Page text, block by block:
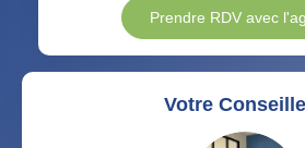
Prendre RDV avec
Votre